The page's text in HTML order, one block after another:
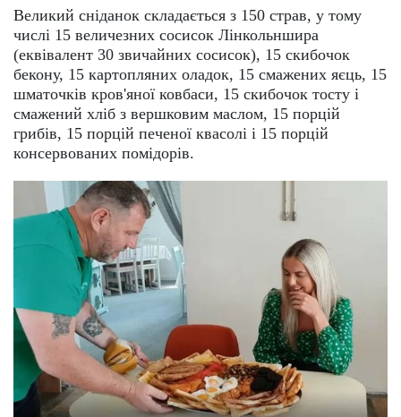
Великий сніданок складається з 150 страв, у тому
числі 15 величезних сосисок Лінкольншира
(еквівалент 30 звичайних сосисок), 15 скибочок
бекону, 15 картопляних оладок, 15 смажених яєць, 15
шматочків кров'яної ковбаси, 15 скибочок тосту і
смажений хліб з вершковим маслом, 15 порцій
грибів, 15 порцій печеної квасолі і 15 порцій
консервованих помідорів.